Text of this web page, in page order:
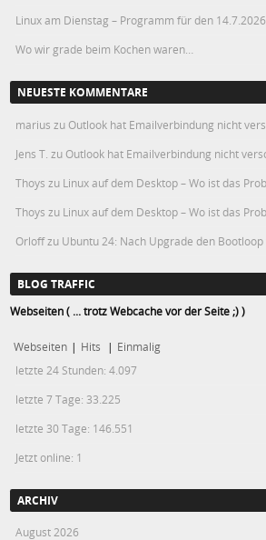
Linux am Dienstag – Programm für den 14.7.2026
Wo wir grade beim Kochen waren…
NEUESTE KOMMENTARE
marius zu Outlook hat Emailverbindung nicht
Jens T. zu Outlook hat Emailverbindung nicht
Thoys zu Linux auf dem Desktop – Wo ist das
Thoys zu Linux auf dem Desktop – Wo ist das
Orloffzu Ubuntu 24: Nach Upgrade den
BLOG TRAFFIC
Webseiten ( ... trotz Webcache vor der Seite ;) )
Webseiten | Hits | Einmalig
letzte 24 Stunden:4.097
letzte 7 Tage: 33.225
letzte 30 Tage: 146.551
Jetzt online: 1
ARCHIV
August 2026